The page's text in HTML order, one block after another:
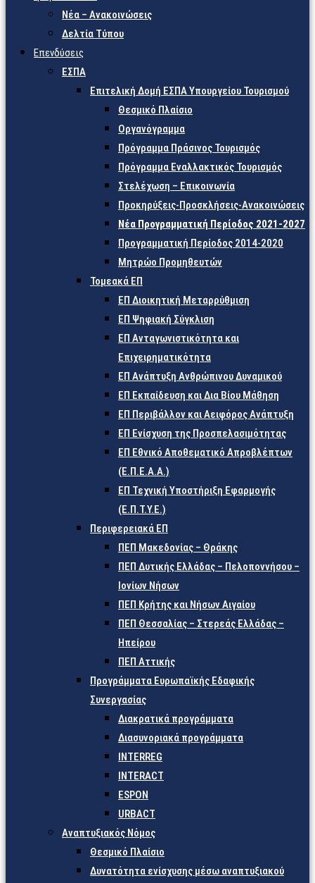
Νέα – Ανακοινώσεις
Δελτία Τύπου
Επενδύσεις
ΕΣΠΑ
Επιτελική Δομή ΕΣΠΑ Υπουργείου Τουρισμού
Θεσμικό Πλαίσιο
Οργανόγραμμα
Πρόγραμμα Πράσινος Τουρισμός
Πρόγραμμα Εναλλακτικός Τουρισμός
Στελέχωση – Επικοινωνία
Προκηρύξεις-Προσκλήσεις-Ανακοινώσεις
Νέα Προγραμματική Περίοδος 2021-2027
Προγραμματική Περίοδος 2014-2020
Μητρώο Προμηθευτών
Τομεακά ΕΠ
ΕΠ Διοικητική Μεταρρύθμιση
ΕΠ Ψηφιακή Σύγκλιση
ΕΠ Ανταγωνιστικότητα και
Επιχειρηματικότητα
ΕΠ Ανάπτυξη Ανθρώπινου Δυναμικού
ΕΠ Εκπαίδευση και Δια Βίου Μάθηση
ΕΠ Περιβάλλον και Αειφόρος Ανάπτυξη
ΕΠ Ενίσχυση της Προσπελασιμότητας
ΕΠ Εθνικό Αποθεματικό Απροβλέπτων
(Ε.Π.Ε.Α.Α.)
ΕΠ Τεχνική Υποστήριξη Εφαρμογής
(Ε.Π.Τ.Υ.Ε.)
Περιφερειακά ΕΠ
ΠΕΠ Μακεδονίας – Θράκης
ΠΕΠ Δυτικής Ελλάδας – Πελοποννήσου –
Ιονίων Νήσων
ΠΕΠ Κρήτης και Νήσων Αιγαίου
ΠΕΠ Θεσσαλίας – Στερεάς Ελλάδας –
Ηπείρου
ΠΕΠ Αττικής
Προγράμματα Ευρωπαϊκής Εδαφικής
Συνεργασίας
Διακρατικά προγράμματα
Διασυνοριακά προγράμματα
INTERREG
INTERACT
ESPON
URBACT
Αναπτυξιακός Νόμος
Θεσμικό Πλαίσιο
Δυνατότητα ενίσχυσης μέσω αναπτυξιακού